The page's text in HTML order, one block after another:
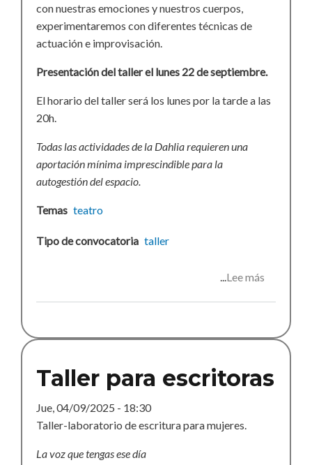
con nuestras emociones y nuestros cuerpos,
experimentaremos con diferentes técnicas de
actuación e improvisación.
Presentación del taller el lunes 22 de septiembre.
El horario del taller será los lunes por la tarde a las
20h.
Todas las actividades de la Dahlia requieren una
aportación mínima imprescindible para la
autogestión del espacio.
Temas teatro
Tipo de convocatoria taller
Lee más
teatro
Taller para escritoras
Jue, 04/09/2025 - 18:30
Taller-laboratorio de escritura para mujeres.
La voz que tengas ese día